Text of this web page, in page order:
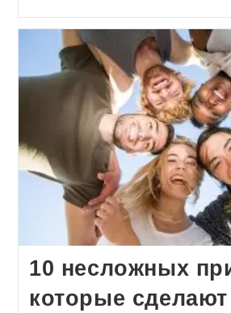
10 несложных
которые сделают